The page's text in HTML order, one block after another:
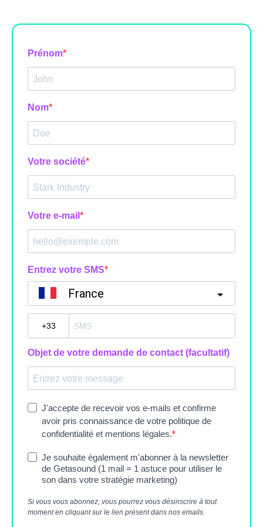
Prénom
Nom
Votre société
Votre e-mail
Entrez votre SMS
France
Objet de votre demande de contact (facultatif)
J'accepte de recevoir vos e-mails et confirme
avoir pris connaissance de votre politique de
confidentialité et mentions légales.
Je souhaite également m'abonner à la newsletter
de Getasound (1 mail = 1 astuce pour utiliser le
son dans votre stratégie marketing)
Si vous vous abonnez, vous pourrez vous désinscrire à tout
moment en cliquant sur le lien présent dans nos emails.